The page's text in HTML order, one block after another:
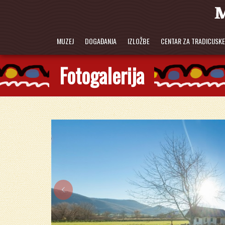
MUZEJ DOGAĐANJA IZLOŽBE CENTAR ZA
Fotogalerija
